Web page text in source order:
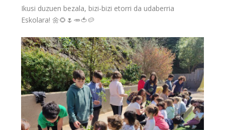
Ikusi duzuen bezala, bizi-bizi etorri da udaberria
Eskolara! 🌼🌻🌷 🥕🍅🥔